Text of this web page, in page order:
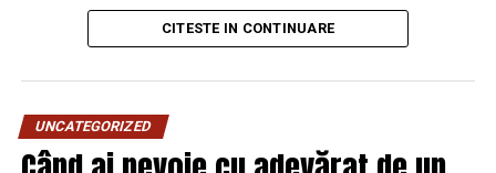
Vineri: incepand cu ora 16:00
Sambata si duminica: incepand cu ora 14:00
Un domeniu discret, dar prezent
în aproape orice demers
singură dată sau de două ori în viață — de obicei când
cumpără o locuință sau când construiesc. De aceea,
CITESTE IN CONTINUARE
UNCATEGORIZED